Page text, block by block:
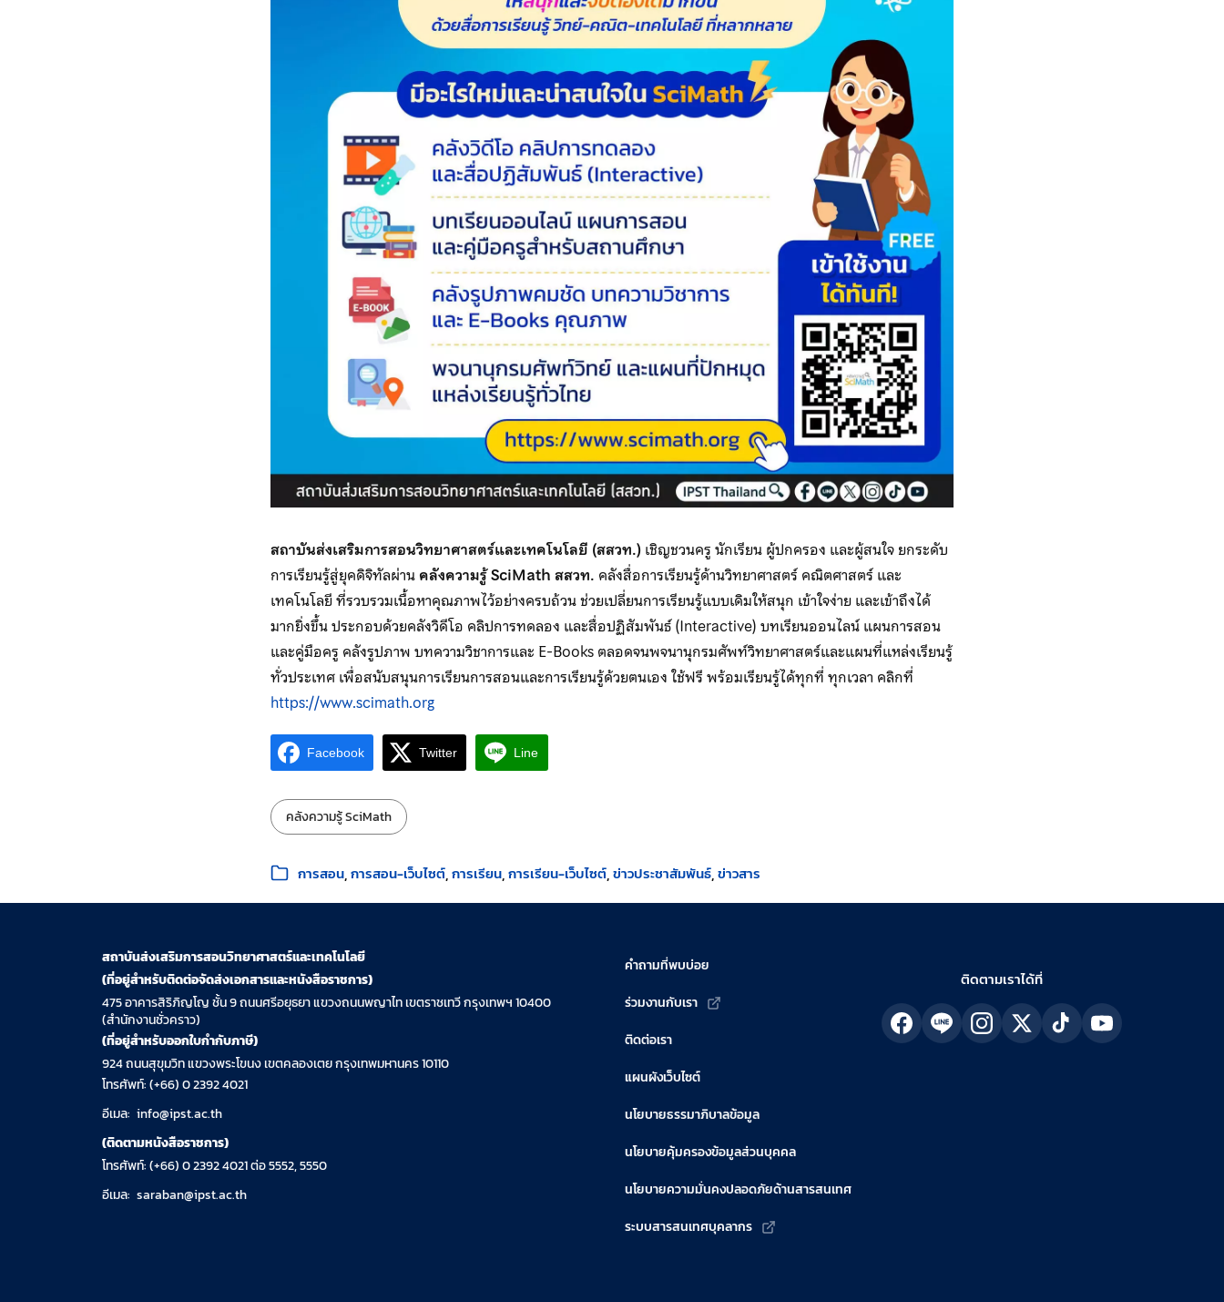
สถาบันส่งเสริมการสอนวิทยาศาสตร์และเทคโนโลยี (สสวท.)เชิญชวนครู นักเรียน ผู้ปกครอง และผู้สนใจ ยกระดับ
การเรียนรู้สู่ยุคดิจิทัลผ่านคลังความรู้ SciMath สสวท. คลังสื่อการเรียนรู้ด้านวิทยาศาสตร์ คณิตศาสตร์ และ
เทคโนโลยี ที่รวบรวมเนื้อหาคุณภาพไว้อย่างครบถ้วน ช่วยเปลี่ยนการเรียนรู้แบบเดิมให้สนุก เข้าใจง่าย และเข้าถึงได้
มากยิ่งขึ้น ประกอบด้วยคลังวิดีโอ คลิปการทดลอง และสื่อปฏิสัมพันธ์ (Interactive) บทเรียนออนไลน์ แผนการสอน
และคู่มือครู คลังรูปภาพ บทความวิชาการและ E-Books ตลอดจนพจนานุกรมศัพท์วิทยาศาสตร์และแผนที่แหล่งเรียนรู้
ทั่วประเทศ เพื่อสนับสนุนการเรียนการสอนและการเรียนรู้ด้วยตนเอง ใช้ฟรี พร้อมเรียนรู้ได้ทุกที่ ทุกเวลา คลิกที่
https://www.scimath.org
Facebook Twitter Line
ป้ายกำกับ:
คลังความรู้ SciMath
หมวดหมู่:
การสอน การสอน-เว็บไซต์ การเรียน การเรียน-เว็บไซต์ ข่าวประชาสัมพันธ์ ข่าวสาร
สถาบันส่งเสริมการสอนวิทยาศาสตร์และเทคโนโลยี
(ที่อยู่สำหรับติดต่อจัดส่งเอกสารและหนังสือราชการ)
475 อาคารสิริภิญโญ ชั้น 9 ถนนศรีอยุธยา แขวงถนนพญาไท เขตราชเทวี กรุงเทพฯ 10400
(สำนักงานชั่วคราว)
(ที่อยู่สำหรับออกใบกำกับภาษี)
924 ถนนสุขุมวิท แขวงพระโขนง เขตคลองเตย กรุงเทพมหานคร 10110
โทรศัพท์: (+66) 0 2392 4021
อีเมล: info@ipst.ac.th
(ติดตามหนังสือราชการ)
โทรศัพท์: (+66) 0 2392 4021 ต่อ 5552, 5550
อีเมล: saraban@ipst.ac.th
คำถามที่พบบ่อย
ร่วมงานกับเรา
ติดต่อเรา
แผนผังเว็บไซต์
นโยบายธรรมาภิบาลข้อมูล
นโยบายคุ้มครองข้อมูลส่วนบุคคล
นโยบายความมั่นคงปลอดภัยด้านสารสนเทศ
ระบบสารสนเทศบุคลากร
ติดตามเราได้ที่